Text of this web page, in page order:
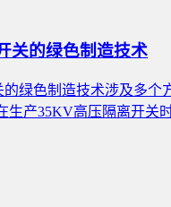
关的绿色制造技术
绿色制造技术涉及多个
生产35KV高压隔离开关